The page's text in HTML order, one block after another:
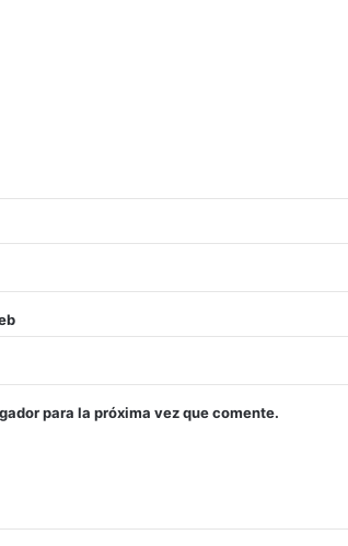
para la próxima vez que comente.